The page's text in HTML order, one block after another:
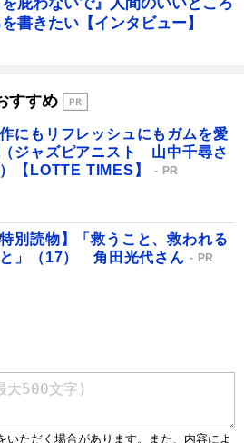
書きたい【インタビュー】
すすめ
にもリフレッシュにもガムを愛
ジャズピアニスト 山中千尋さ
【LOTTE TIMES】
PR
特別読物】「救うこと、救われる
」（17） 角田光代さん
PR